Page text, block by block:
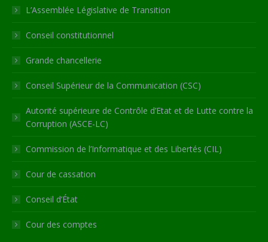
in
new
window
in
new
window
in
new
window
in
new
window
opens
in
new
L’Assemblée Législative de Transition
Conseil constitutionnel
Grande chancellerie
Conseil Supérieur de la Communication (CSC)
Autorité supérieure de Contrôle d’Etat et de Lutte contre la
Corruption (ASCE-LC)
Commission de l’Informatique et des Libertés (CIL)
Cour de cassation
Conseil d’État
Cour des comptes